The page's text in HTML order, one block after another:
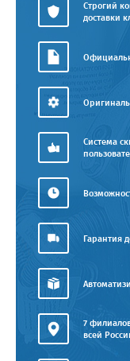
Строгий
доставки
Система
Гарантия
7
всей